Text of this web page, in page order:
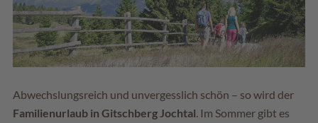
Abwechslungsreich und unvergesslich schön – so wird der
Familienurlaub in Gitschberg Jochtal . Im Sommer gibt es